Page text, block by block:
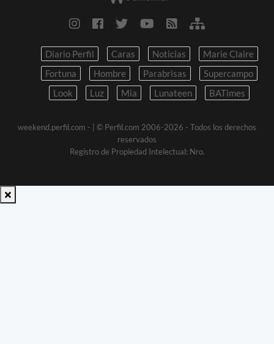
Diario Perfil Caras Noticias
Marie Claire
Fortuna
Hombre Parabrisas
Supercampo
Look
Luz Mia Lunateen BATimes
weekend.perfil.com -
| © Perfil.com 2006-2026 - Todos los derechos
reservados
Registro de Propiedad Intelectual: Nro.